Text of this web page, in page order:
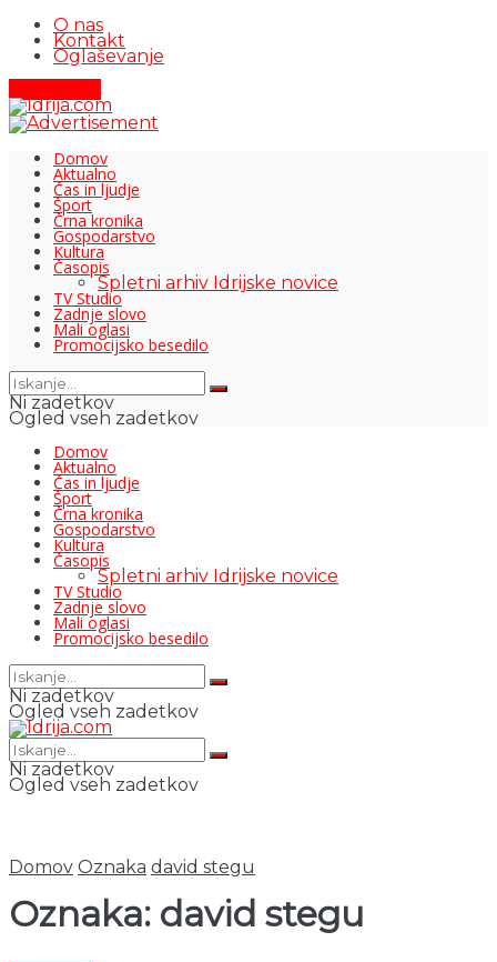
O nas
Kontakt
Oglaševanje
Domov
Aktualno
Čas in ljudje
Šport
Črna kronika
Gospodarstvo
Kultura
Časopis
Spletni arhiv Idrijske novice
TV Studio
Zadnje slovo
Mali oglasi
Promocijsko besedilo
Ni zadetkov
Ogled vseh zadetkov
Domov
Aktualno
Čas in ljudje
Šport
Črna kronika
Gospodarstvo
Kultura
Časopis
Spletni arhiv Idrijske novice
TV Studio
Zadnje slovo
Mali oglasi
Promocijsko besedilo
Ni zadetkov
Ogled vseh zadetkov
Ni zadetkov
Ogled vseh zadetkov
Domov Oznaka david stegu
Oznaka: david stegu